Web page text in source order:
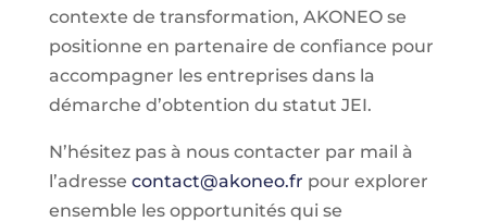
contexte de transformation, AKONEO se
positionne en partenaire de confiance pour
accompagner les entreprises dans la
démarche d’obtention du statut JEI.
N’hésitez pas à nous contacter par mail à
l’adresse contact@akoneo.fr pour explorer
ensemble les opportunités qui se